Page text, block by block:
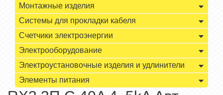
Монтажные изделия
Системы для прокладки кабеля
Счетчики электроэнергии
Электрооборудование
Электроустановочные изделия и удлинители
Элементы питания